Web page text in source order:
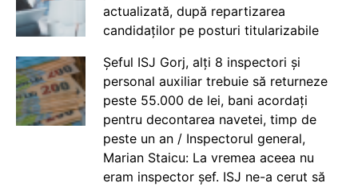
actualizată, după repartizarea
candidaților pe posturi titularizabile
Șeful ISJ Gorj, alți 8 inspectori și
personal auxiliar trebuie să returneze
peste 55.000 de lei, bani acordați
pentru decontarea navetei, timp de
peste un an / Inspectorul general,
Marian Staicu: La vremea aceea nu
eram inspector șef. ISJ ne-a cerut să